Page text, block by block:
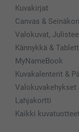
Kuvakirjat
Canvas &
Valokuvat,
Kännykkä &
MyNameBook
Kuvakalenterit &
Valokuvakehykset
Lahjakortti
Kaikki kuvatuotteet